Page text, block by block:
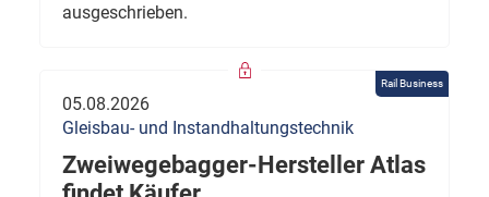
ausgeschrieben.
Rail Business
05.08.2026
Gleisbau- und Instandhaltungstechnik
Zweiwegebagger-Hersteller Atlas